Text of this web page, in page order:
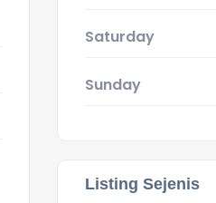
Saturday
Sunday
Listing Sejenis